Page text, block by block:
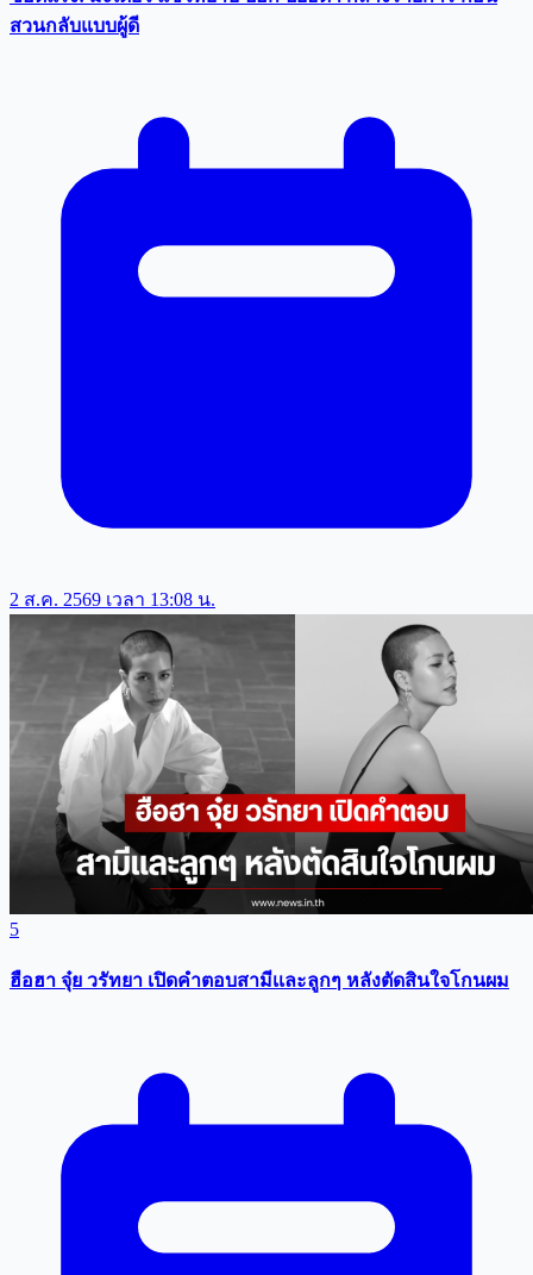
สวนกลับแบบผู้ดี
2 ส.ค. 2569 เวลา 13:08 น.
5
ฮือฮา จุ๋ย วรัทยา เปิดคำตอบสามีเเละลูกๆ หลังตัดสินใจโกนผม